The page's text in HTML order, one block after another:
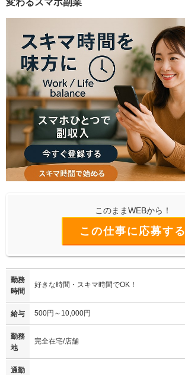
変わるスマホ副業
このままWEBから！
この仕事に応募する
勤務
時間
好きな時間・スキマ時間でOK！
給与 500円～10,000円
勤務
地
完全在宅/店舗
通勤